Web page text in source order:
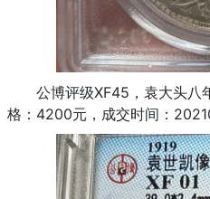
公博评级XF45，袁大头八
格：4200元，成交时间：